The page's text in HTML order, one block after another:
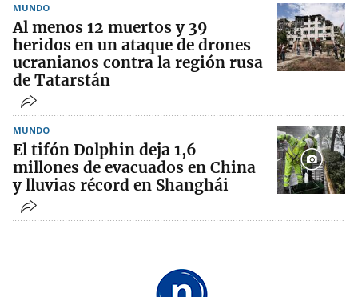
MUNDO
Al menos 12 muertos y 39
heridos en un ataque de drones
ucranianos contra la región rusa
de Tatarstán
MUNDO
El tifón Dolphin deja 1,6
millones de evacuados en China
y lluvias récord en Shanghái